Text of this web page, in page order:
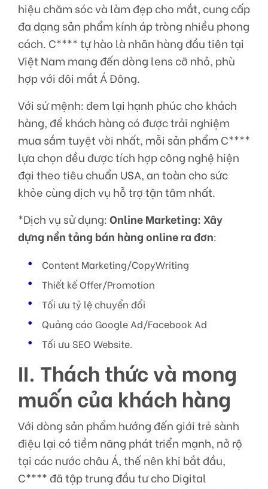
hiệu chăm sóc và làm đẹp cho mắt, cung cấp
đa dạng sản phẩm kính áp tròng nhiều phong
cách. C**** tự hào là nhãn hàng đầu tiên tại
Việt Nam mang đến dòng lens cỡ nhỏ, phù
hợp với đôi mắt Á Đông.
Với sứ mệnh: đem lại hạnh phúc cho khách
hàng, để khách hàng có được trải nghiệm
mua sắm tuyệt vời nhất, mỗi sản phẩm C****
lựa chọn đều được tích hợp công nghệ hiện
đại theo tiêu chuẩn USA, an toàn cho sức
khỏe cùng dịch vụ hỗ trợ tận tâm nhất.
*Dịch vụ sử dụng:Online Marketing: Xây
dựng nền tảng bán hàng online ra đơn:
Content Marketing/CopyWriting
Thiết kế Offer/Promotion
Tối ưu tỷ lệ chuyển đổi
Quảng cáo Google Ad/Facebook Ad
Tối ưu SEO Website.
II. Thách thức và mong
muốn của khách hàng
Với dòng sản phẩm hướng đến giới trẻ sành
điệu lại có tiềm năng phát triển mạnh, nở rộ
tại các nước châu Á, thế nên khi bắt đầu,
C**** đã tập trung đầu tư cho Digital